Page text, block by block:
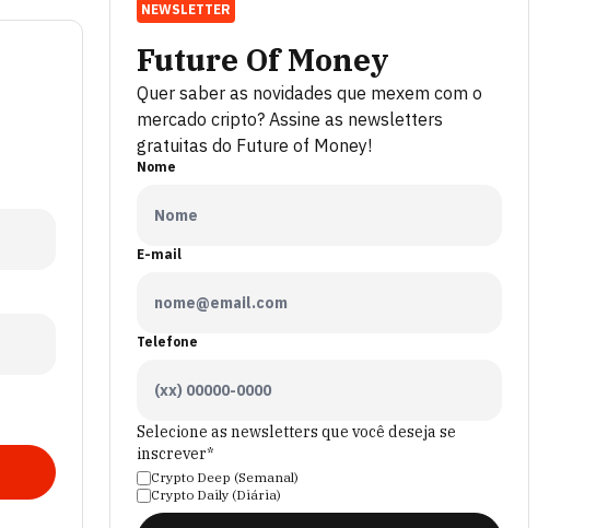
NEWSLETTER
Future Of Money
Quer saber as novidades que mexem com o
mercado cripto? Assine as newsletters
gratuitas do Future of Money!
Nome
E-mail
Telefone
Selecione as newsletters que você deseja se
inscrever*
Crypto Deep (Semanal)
Crypto Daily (Diária)